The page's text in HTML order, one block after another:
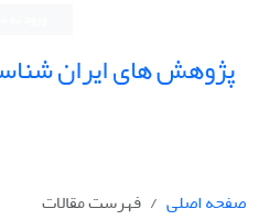
پژوهش های ایران
صفحه اصلی
فهرست مقالات